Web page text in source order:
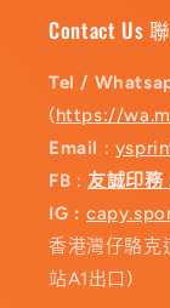
Contact Us
Tel /
(https://
Email :
FB :友誠印務
IG :
香港灣仔駱克
站A1出口)